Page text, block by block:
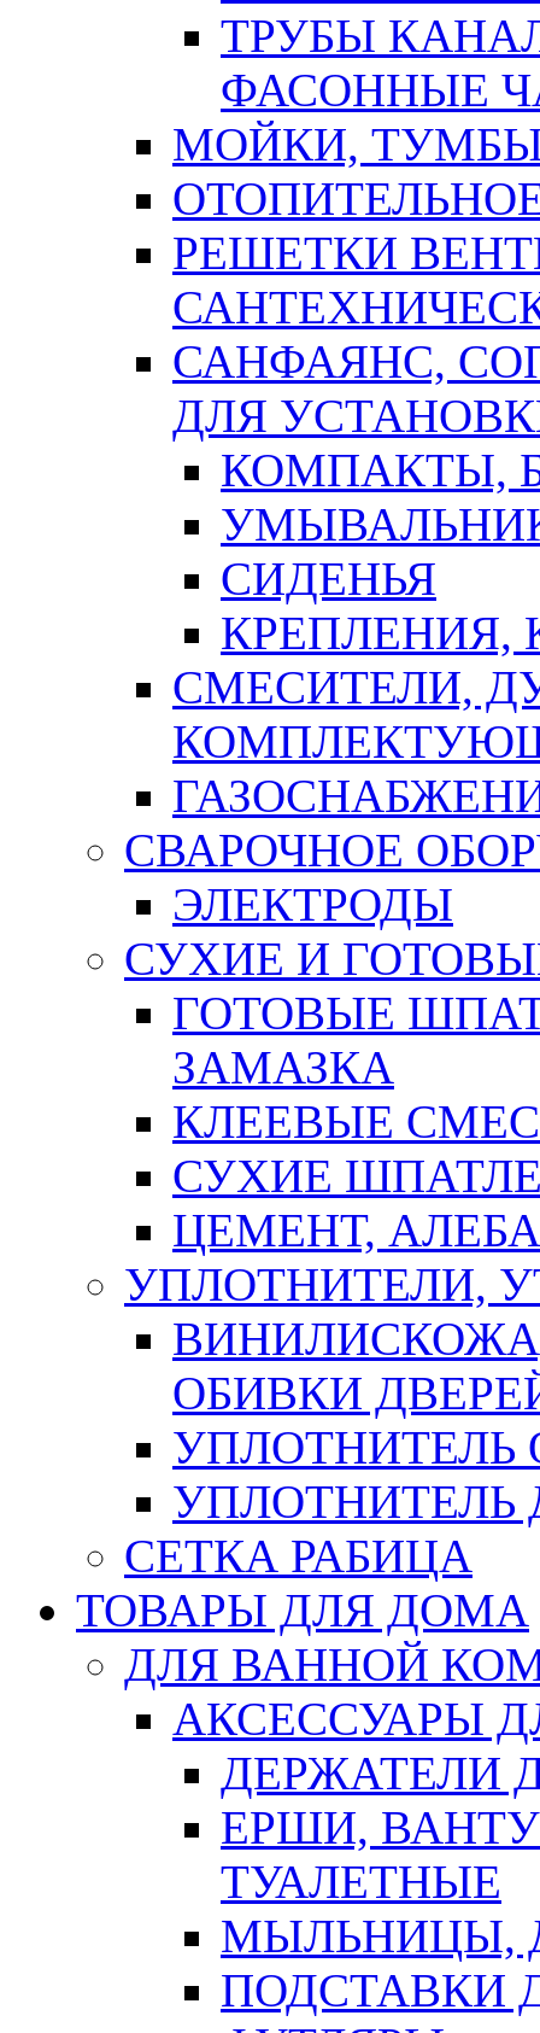
ТРУБЫ
ФАСОННЫЕ
МОЙКИ,
РЕШЕТКИ
САНФАЯНС,
ДЛЯ
КОМПАКТЫ,
СИДЕНЬЯ
СМЕСИТЕЛИ,
СВАРОЧНОЕ
ЭЛЕКТРОДЫ
СУХИЕ И
ГОТОВЫЕ
ЗАМАЗКА
КЛЕЕВЫЕ
СУХИЕ
ЦЕМЕНТ,
УПЛОТНИТЕЛИ,
ОБИВКИ
УПЛОТНИТЕЛЬ
СЕТКА РАБИЦА
ТОВАРЫ ДЛЯ ДОМА
ДЛЯ ВАННОЙ
АКСЕССУАРЫ
ДЕРЖАТЕЛИ
ЕРШИ,
ТУАЛЕТНЫЕ
МЫЛЬНИЦЫ,
ПОДСТАВКИ